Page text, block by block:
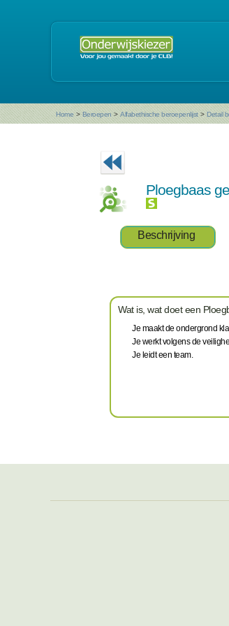
Home > Beroepen > Alfabethische beroepenlijst > Detail
Ploegbaas
Beschrijving
Wat is, wat doet een
Je maakt de ondergrond
Je werkt volgens de
Je leidt een team.